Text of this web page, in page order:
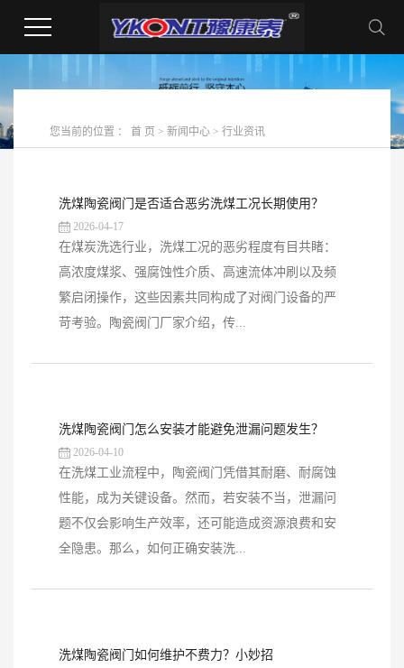
您当前的位置 ： 首 页 > 新闻中心 > 行业资讯
洗煤陶瓷阀门是否适合恶劣洗煤工况长期使用？
2026-04-17
在煤炭洗选行业，洗煤工况的恶劣程度有目共睹：
高浓度煤浆、强腐蚀性介质、高速流体冲刷以及频
繁启闭操作，这些因素共同构成了对阀门设备的严
苛考验。陶瓷阀门厂家介绍，传...
洗煤陶瓷阀门怎么安装才能避免泄漏问题发生？
2026-04-10
在洗煤工业流程中，陶瓷阀门凭借其耐磨、耐腐蚀
性能，成为关键设备。然而，若安装不当，泄漏问
题不仅会影响生产效率，还可能造成资源浪费和安
全隐患。那么，如何正确安装洗...
洗煤陶瓷阀门如何维护不费力？小妙招